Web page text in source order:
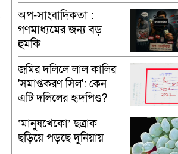
অপ-সাংবাদিকতা :
গণমাধ্যমের জন্য বড়
হুমকি
জমির দলিলে লাল কালির
'সমাপ্তকরণ সিল': কেন
এটি দলিলের হৃদপিণ্ড?
‘মানুষখেকো’ ছত্রাক
ছড়িয়ে পড়ছে দুনিয়ায়